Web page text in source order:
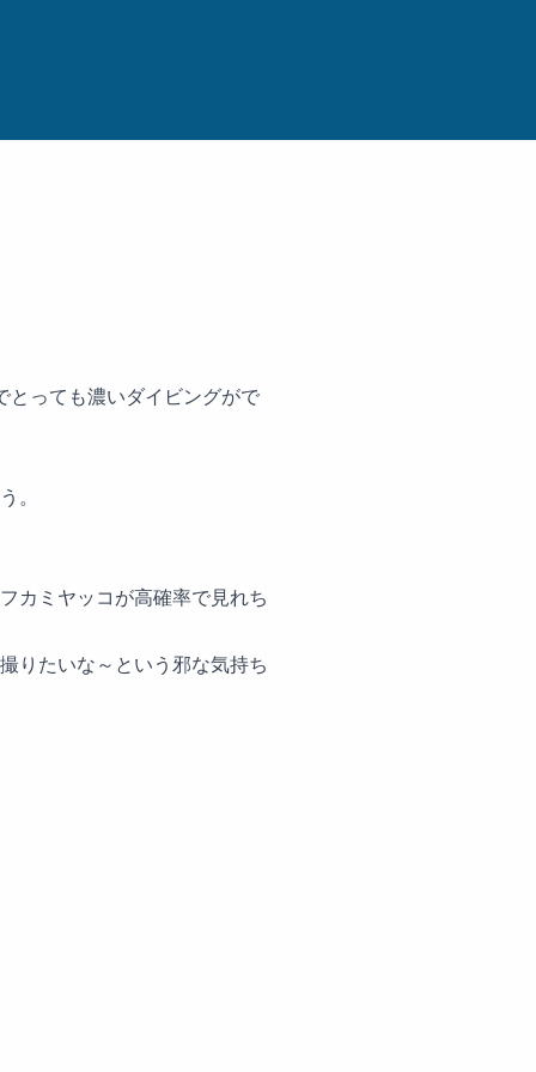
とっても濃いダイビングがで
。
カミヤッコが高確率で見れち
りたいな～という邪な気持ち